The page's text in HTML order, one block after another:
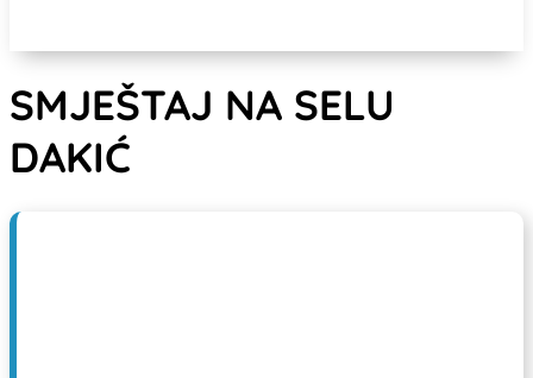
SMJEŠTAJ NA SELU
DAKIĆ